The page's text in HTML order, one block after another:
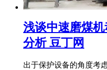
浅谈中速磨煤
分析 豆丁网
出于保护设备的角度考